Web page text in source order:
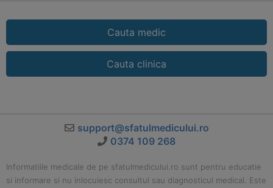
Cauta medic
Cauta clinica
support@sfatulmedicului.ro
0374 109 268
Informatiile medicale de pe sfatulmedicului.ro sunt pentru educatie
si informare si nu inlocuiesc consultul sau diagnosticul medical. Este